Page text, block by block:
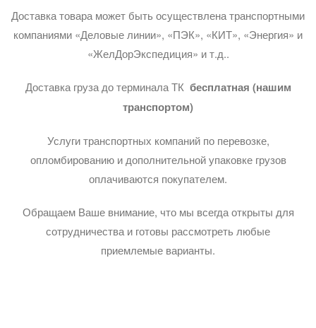
Доставка товара может быть осуществлена транспортными
компаниями «Деловые линии», «ПЭК», «КИТ», «Энергия» и
«ЖелДорЭкспедиция» и т.д..
Доставка груза до терминала ТК бесплатная (нашим
транспортом)
Услуги транспортных компаний по перевозке,
опломбированию и дополнительной упаковке грузов
оплачиваются покупателем.
Обращаем Ваше внимание, что мы всегда открыты для
сотрудничества и готовы рассмотреть любые
приемлемые варианты.